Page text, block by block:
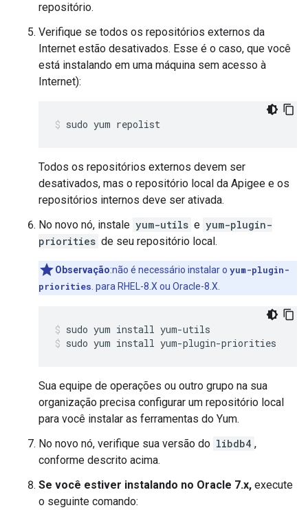
repositório.
Verifique se todos os repositórios externos da
Internet estão desativados. Esse é o caso, que você
está instalando em uma máquina sem acesso à
Internet):
sudo yum repolist
Todos os repositórios externos devem ser
desativados, mas o repositório local da Apigee e os
repositórios internos deve ser ativada.
No novo nó, instale yum-utils e yum-plugin-
priorities de seu repositório local.
Observação:não é necessário instalar o yum-plugin-
priorities . para RHEL-8.X ou Oracle-8.X.
sudo yum install yum-plugin-priorities
Sua equipe de operações ou outro grupo na sua
organização precisa configurar um repositório local
para você instalar as ferramentas do Yum.
No novo nó, verifique sua versão do libdb4 ,
conforme descrito acima.
Se você estiver instalando no Oracle 7.x, execute
o seguinte comando: